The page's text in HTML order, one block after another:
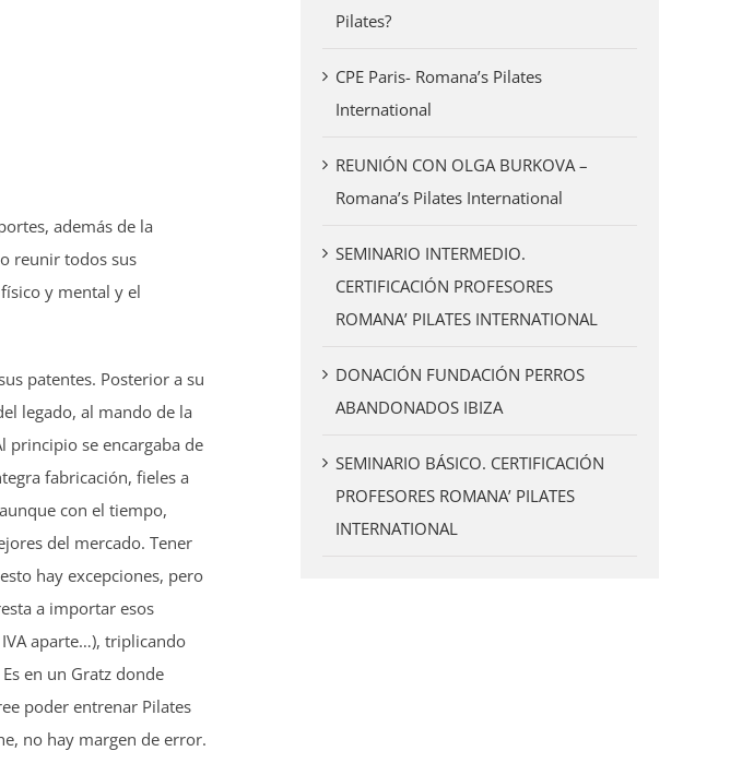
además de la
reunir todos sus
y mental y el
patentes. Posterior a su
legado, al mando de la
principio se encargaba de
fabricación, fieles a
con el tiempo,
del mercado. Tener
hay excepciones, pero
a importar esos
aparte…), triplicando
en un Gratz donde
poder entrenar Pilates
no hay margen de error.
Pilates?
CPE Paris- Romana’s Pilates
International
REUNIÓN CON OLGA BURKOVA –
Romana’s Pilates International
SEMINARIO INTERMEDIO.
CERTIFICACIÓN PROFESORES
ROMANA’ PILATES INTERNATIONAL
DONACIÓN FUNDACIÓN PERROS
ABANDONADOS IBIZA
SEMINARIO BÁSICO. CERTIFICACIÓN
PROFESORES ROMANA’ PILATES
INTERNATIONAL